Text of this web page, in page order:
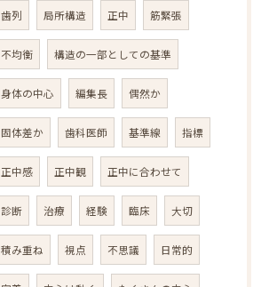
歯列 局所構造 正中 筋緊張
不均衡 構造の一部としての基準
身体の中心 編集長 偶然か
固体差か 歯科医師 基準線 指標
正中感 正中観 正中に合わせて
診断 治療 経験 臨床 大切
積み重ね 視点 不思議 日常的